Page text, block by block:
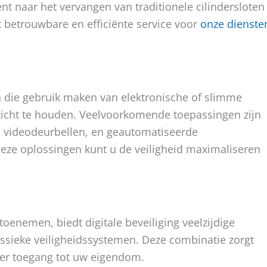
naar het vervangen van traditionele cilindersloten
en efficiënte service voor onze
gebruik maken van elektronische of slimme
te houden. Veelvoorkomende toepassingen zijn
en geautomatiseerde
oplossingen kunt u de veiligheid maximaliseren
biedt digitale beveiliging veelzijdige
veiligheidssystemen. Deze combinatie zorgt
toegang tot uw eigendom.